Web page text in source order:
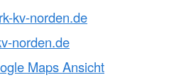
kv-norden.de
norden.de
Maps Ansicht